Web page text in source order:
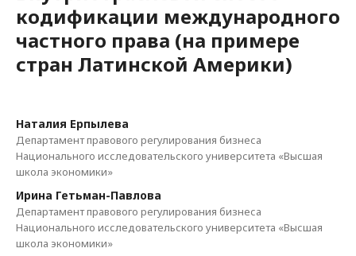
кодификации международного
частного права (на примере
стран Латинской Америки)
Наталия Ерпылева
Департамент правового регулирования бизнеса
Национального исследовательского университета «Высшая
школа экономики»
Ирина Гетьман-Павлова
Департамент правового регулирования бизнеса
Национального исследовательского университета «Высшая
школа экономики»